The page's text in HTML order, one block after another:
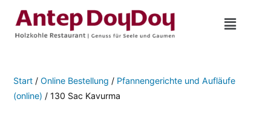
Start / Online Bestellung / Pfannengerichte und Aufläufe
(online) / 130 Sac Kavurma